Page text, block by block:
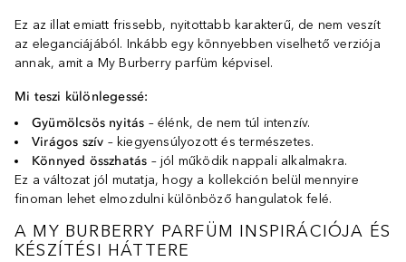
Ez az illat emiatt frissebb, nyitottabb karakterű, de nem veszít
az eleganciájából. Inkább egy könnyebben viselhető verziója
annak, amit a My Burberry parfüm képvisel.
Mi teszi különlegessé:
Gyümölcsös nyitás – élénk, de nem túl intenzív.
Virágos szív – kiegyensúlyozott és természetes.
Könnyed összhatás – jól működik nappali alkalmakra.
Ez a változat jól mutatja, hogy a kollekción belül mennyire
finoman lehet elmozdulni különböző hangulatok felé.
A MY BURBERRY PARFÜM INSPIRÁCIÓJA ÉS
KÉSZÍTÉSI HÁTTERE